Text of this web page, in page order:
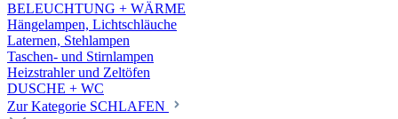
BELEUCHTUNG + WÄRME
Hängelampen, Lichtschläuche
Laternen, Stehlampen
Taschen- und Stirnlampen
Heizstrahler und Zeltöfen
DUSCHE + WC
Zur Kategorie SCHLAFEN